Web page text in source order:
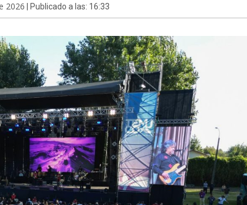
2026 | Publicado a las: 16:33